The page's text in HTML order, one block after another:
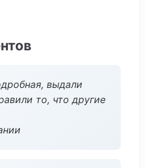
выдали
то, что другие